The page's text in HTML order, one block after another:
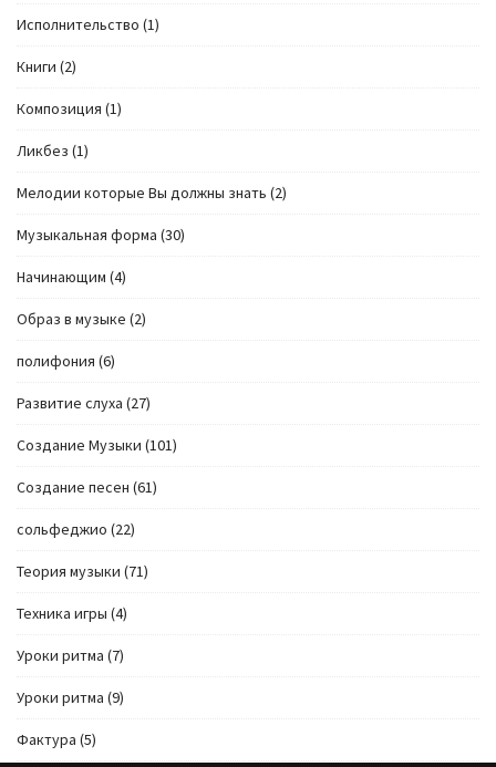
Исполнительство (1)
Книги (2)
Композиция (1)
Ликбез (1)
Мелодии которые Вы должны знать (2)
Музыкальная форма (30)
Начинающим (4)
Образ в музыке (2)
полифония (6)
Развитие слуха (27)
Создание Музыки (101)
Создание песен (61)
сольфеджио (22)
Теория музыки (71)
Техника игры (4)
Уроки ритма (7)
Уроки ритма (9)
Фактура (5)